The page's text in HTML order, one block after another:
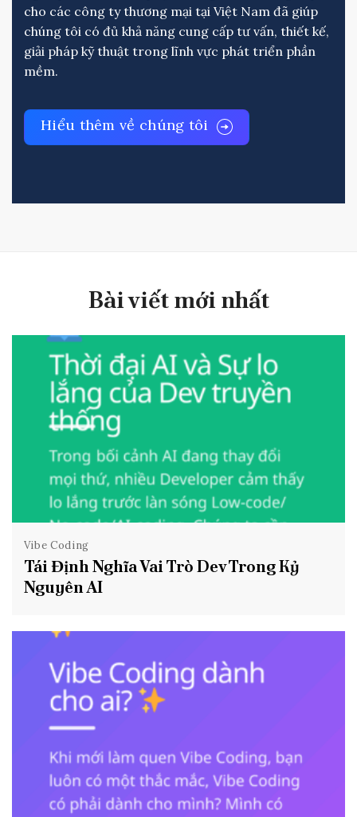
cho các công ty thương mại tại Việt Nam đã giúp
chúng tôi có đủ khả năng cung cấp tư vấn, thiết kế,
giải pháp kỹ thuật trong lĩnh vực phát triển phần
mềm.
Hiểu thêm về chúng tôi
Bài viết mới nhất
Vibe Coding
Tái Định Nghĩa Vai Trò Dev Trong Kỷ
Nguyên AI